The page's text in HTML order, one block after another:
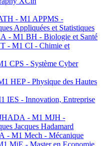
- M1 APPMS -
Appliquées et Statistiques
- M1 BH - Biologie et Santé
- M1 CI - Chimie et
CPS - Système Cyber
HEP - Physique des Hautes
IES - Innovation, Entreprise
- M1 MJH -
Jacques Hadamard
- M1 Mech - Mécanique
MiE - Master en Economie